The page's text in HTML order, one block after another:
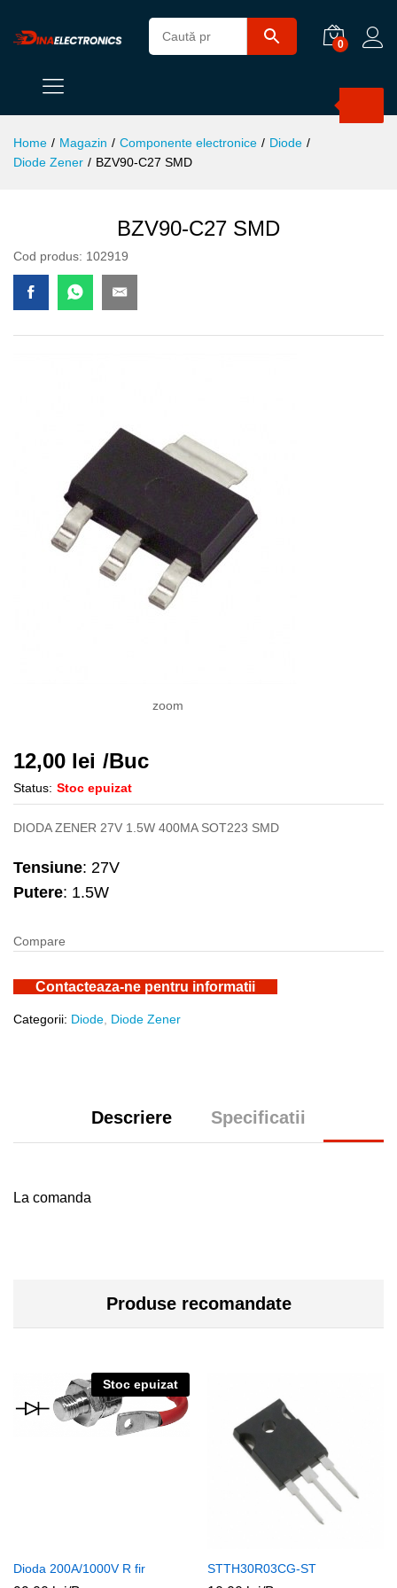
0
Home / Magazin / Componente electronice / Diode /
Diode Zener / BZV90-C27 SMD
BZV90-C27 SMD
Cod produs: 102919
zoom
12,00 lei /Buc
Status: Stoc epuizat
DIODA ZENER 27V 1.5W 400MA SOT223 SMD
Tensiune: 27V
Putere: 1.5W
Compare
Contacteaza-ne pentru informatii
Categorii: Diode Diode Zener
Descriere Specificatii
La comanda
Produse recomandate
Stoc epuizat
Dioda 200A/1000V R fir STTH30R03CG-ST